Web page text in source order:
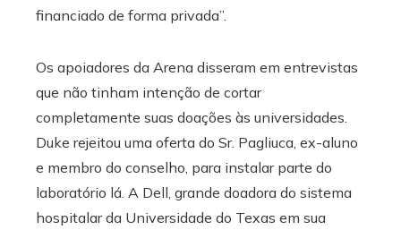
financiado de forma privada”.
Os apoiadores da Arena disseram em entrevistas
que não tinham intenção de cortar
completamente suas doações às universidades.
Duke rejeitou uma oferta do Sr. Pagliuca, ex-aluno
e membro do conselho, para instalar parte do
laboratório lá. A Dell, grande doadora do sistema
hospitalar da Universidade do Texas em sua